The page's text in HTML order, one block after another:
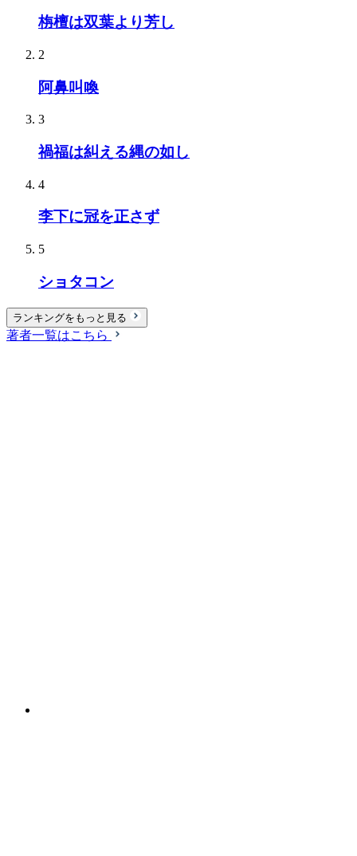
栴檀は双葉より芳し
2
阿鼻叫喚
3
禍福は糾える縄の如し
4
李下に冠を正さず
5
ショタコン
ランキングをもっと見る
著者一覧はこちら